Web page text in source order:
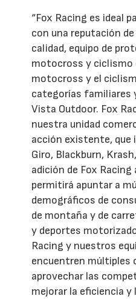
“Fox Racing es ideal
con una reputación
calidad, equipo de
motocross y ciclismo
motocross y el
categorías familiares
Vista Outdoor. Fox
nuestra unidad
acción existente, que
Giro, Blackburn,
adición de Fox
permitirá apuntar a
demográficos de
de montaña y de
y deportes
Racing y nuestros
encuentren múltiples
aprovechar las
mejorar la eficiencia y